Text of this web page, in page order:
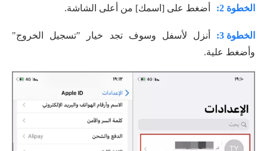
الخطوة 2: أضغط على [اسمك] من أعلى الشاشة.
الخطوة 3:
أنزل لأسفل وسوف تجد خيار "تسجيل الخروج"
وأضغط علية.